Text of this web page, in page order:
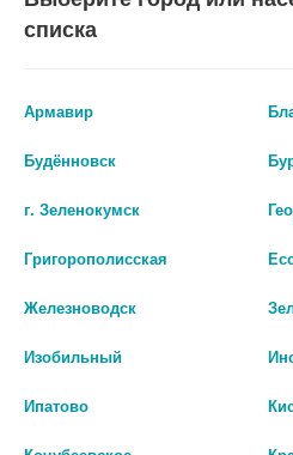
РЕКТ. 0795
шт
В КОРЗИНУ
списка
Армавир
Будённовск
г. Зеленокумск
Григорополисская
Железноводск
Изобильный
Ипатово